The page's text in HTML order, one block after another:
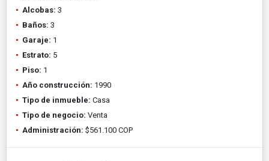
Alcobas: 3
Baños: 3
Garaje: 1
Estrato: 5
Piso: 1
Año construcción: 1990
Tipo de inmueble: Casa
Tipo de negocio: Venta
Administración: $561.100 COP